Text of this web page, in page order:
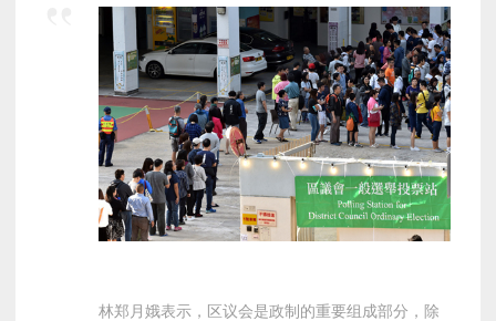
林郑月娥表示，区议会是政制的重要组成部分，除